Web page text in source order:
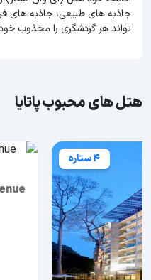
جاذبه های طبیعی، جاذبه های
تواند هر گردشگری را مجذوب
هتل های محبوب پاتایا
4 ستاره